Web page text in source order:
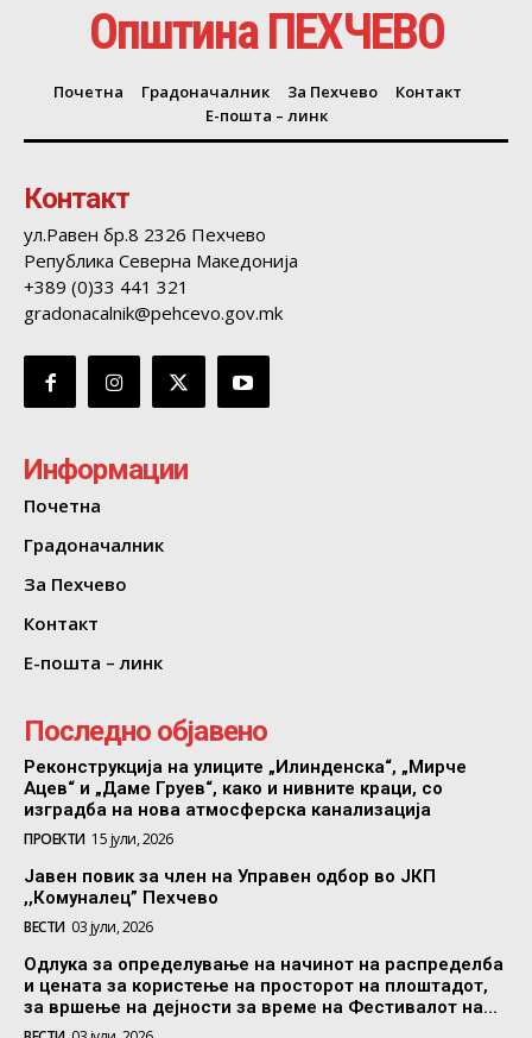
Општина ПЕХЧЕВО
Почетна Градоначалник За Пехчево
Контакт
Е-пошта – линк
Контакт
ул.Равен бр.8 2326 Пехчево
Република Северна Македонија
+389 (0)33 441 321
gradonacalnik@pehcevo.gov.mk
Информации
Почетна
Градоначалник
За Пехчево
Контакт
Е-пошта – линк
Последно објавено
Реконструкција на улиците „Илинденска“, „Мирче
Ацев“ и „Даме Груев“, како и нивните краци, со
изградба на нова атмосферска канализација
ПРОЕКТИ 15 јули, 2026
Јавен повик за член на Управен одбор во ЈКП
,,Комуналец” Пехчево
ВЕСТИ 03 јули, 2026
Одлука за определување на начинот на распределба
и цената за користење на просторот на плоштадот,
за вршење на дејности за време на Фестивалот на...